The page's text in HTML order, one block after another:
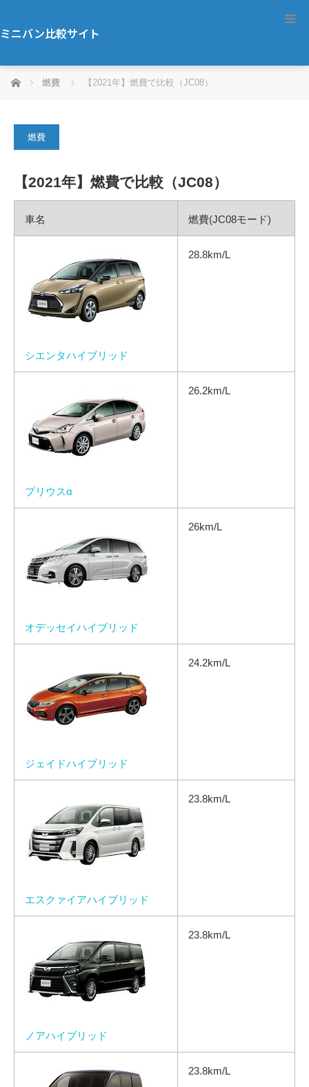
ミニバン比較サイト
ホーム 燃費 【2021年】燃費で比較（JC08）
燃費
【2021年】燃費で比較（JC08）
車名 燃費(JC08モード)
シエンタハイブリッド
28.8km/L
プリウスα
26.2km/L
オデッセイハイブリッド
26km/L
ジェイドハイブリッド
24.2km/L
エスクァイアハイブリッド
23.8km/L
ノアハイブリッド
23.8km/L
23.8km/L